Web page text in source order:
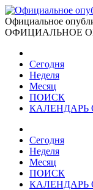
Официальное
ОФИЦИАЛЬНОЕ
Сегодня
Неделя
Месяц
ПОИСК
Сегодня
Неделя
Месяц
ПОИСК